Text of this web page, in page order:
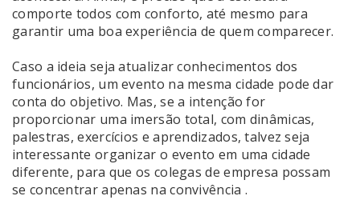
comporte todos com conforto, até mesmo para
garantir uma boa experiência de quem comparecer.
Caso a ideia seja atualizar conhecimentos dos
funcionários, um evento na mesma cidade pode dar
conta do objetivo. Mas, se a intenção for
proporcionar uma imersão total, com dinâmicas,
palestras, exercícios e aprendizados, talvez seja
interessante organizar o evento em uma cidade
diferente, para que os colegas de empresa possam
se concentrar apenas na convivência .